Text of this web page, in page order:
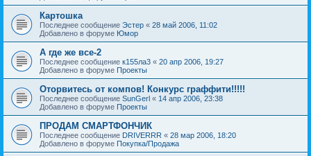
Картошка
Последнее сообщение Эстер « 28 май 2006, 11:02
Добавлено в форуме Юмор
А где же все-2
Последнее сообщение к155ла3 « 20 апр 2006, 19:27
Добавлено в форуме Проекты
Оторвитесь от компов! Конкурс граффити!!!!!
Последнее сообщение SunGerl « 14 апр 2006, 23:38
Добавлено в форуме Проекты
ПРОДАМ СМАРТФОНЧИК
Последнее сообщение DRIVERRR « 28 мар 2006, 18:20
Добавлено в форуме Покупка/Продажа